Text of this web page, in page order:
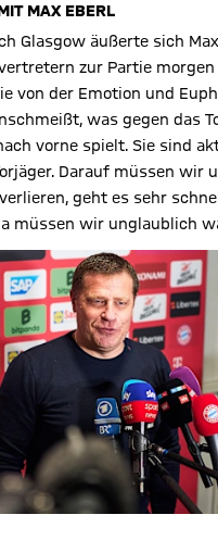
MAX EBERL
Glasgow äußerte sich
zur Partie morgen
von der Emotion und
was gegen das
vorne spielt. Sie sind
Darauf müssen wir
geht es sehr
müssen wir unglaublich